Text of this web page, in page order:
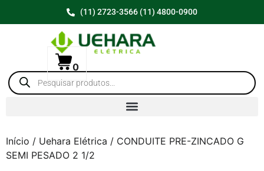
(11) 2723-3566 (11) 4800-0900
0
Início / Uehara Elétrica / CONDUITE PRE-ZINCADO G
SEMI PESADO 2 1/2